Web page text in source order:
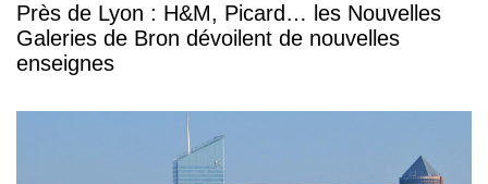
Près de Lyon : H&M, Picard… les Nouvelles
Galeries de Bron dévoilent de nouvelles
enseignes